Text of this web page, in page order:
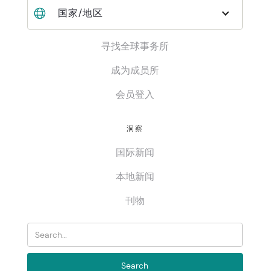
国家/地区
寻找全球事务所
成为成员所
会员登入
洞察
国际新闻
本地新闻
刊物